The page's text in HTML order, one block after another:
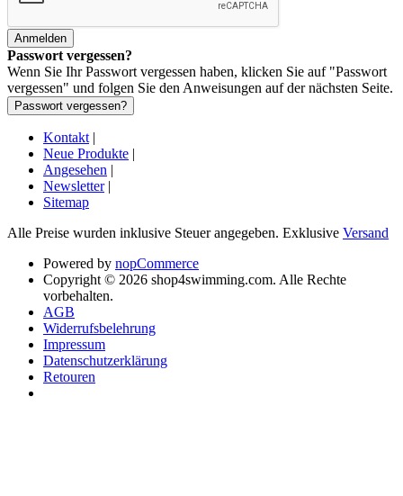
Passwort vergessen?
Wenn Sie Ihr Passwort vergessen haben, klicken Sie auf "Passwort
vergessen" und folgen Sie den Anweisungen auf der nächsten Seite.
Kontakt |
Neue Produkte |
Angesehen |
Newsletter |
Sitemap
Alle Preise wurden inklusive Steuer angegeben. Exklusive Versand
Powered by nopCommerce
Copyright © 2026 shop4swimming.com. Alle Rechte
vorbehalten.
AGB
Widerrufsbelehrung
Impressum
Datenschutzerklärung
Retouren